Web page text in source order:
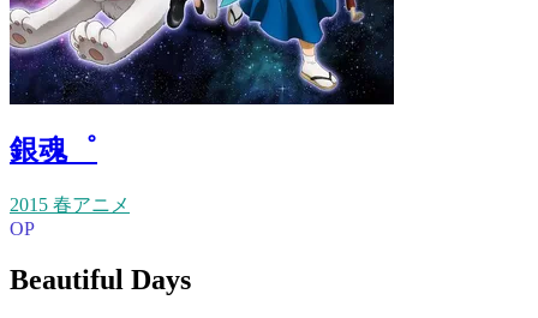
銀魂゜
2015 春アニメ
OP
Beautiful Days